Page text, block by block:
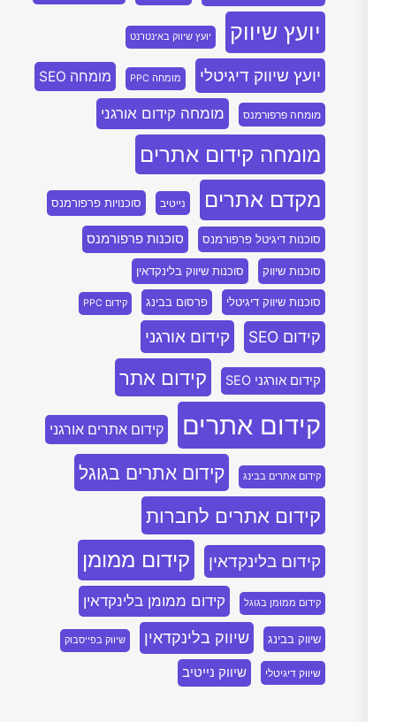
יועץ שיווק יועץ שיווק באינטרנט
יועץ שיווק דיגיטלי מומחה PPC מומחה SEO
מומחה פרפורמנס מומחה קידום אורגני
מומחה קידום אתרים
מקדם אתרים
נייטיב סוכנויות פרפורמנס
סוכנות דיגיטל פרפורמנס סוכנות פרפורמנס
סוכנות שיווק סוכנות שיווק בלינקדאין
סוכנות שיווק דיגיטלי פרסום בבינג קידום PPC
קידום SEO קידום אורגני
קידום אורגני SEO קידום אתר
קידום אתרים קידום אתרים אורגני
קידום אתרים בבינג קידום אתרים בגוגל
קידום אתרים לחברות
קידום בלינקדאין קידום ממומן
קידום ממומן בגוגל קידום ממומן בלינקדאין
שיווק בבינג שיווק בלינקדאין שיווק בפייסבוק
שיווק דיגיטלי שיווק נייטיב